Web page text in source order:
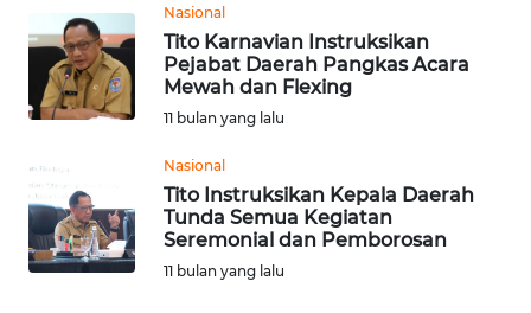
Nasional
Tito Karnavian Instruksikan
Pejabat Daerah Pangkas Acara
Mewah dan Flexing
11 bulan yang lalu
Nasional
Tito Instruksikan Kepala Daerah
Tunda Semua Kegiatan
Seremonial dan Pemborosan
11 bulan yang lalu
TAPANULI
TENGAH
WN DELI
WN
TEBING
TINGGI